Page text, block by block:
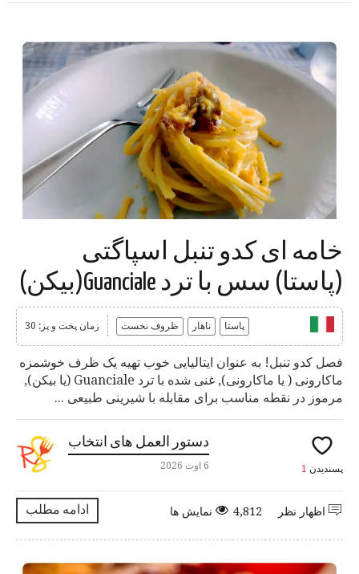
خامه ای کدو تنبل اسپاگتی
(پاستا) سس با ترد Guanciale(بیکن)
زمان پخت و پز: 30 ظروف نخست ناهار پاستا
فصل کدو تنبل! به عنوان ایتالیایی خوب تهیه یک ظرف خوشمزه
ماکارونی ( یا ماکارونی), غنی شده با ترد Guanciale (یا بیکن),
مرموز در نقطه مناسب برای مقابله با شیرینی طبیعی ...
دستور العمل های انتخاب
6 اوت 2026 پسندیدن 1
ادامه مطلب اظهار نظر 4,812 نمایش ها